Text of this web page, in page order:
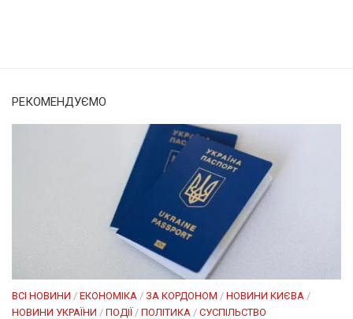
РЕКОМЕНДУЄМО
ВСІ НОВИНИ / ЕКОНОМІКА / ЗА КОРДОНОМ / НОВИНИ КИЄВА /
НОВИНИ УКРАЇНИ / ПОДІЇ / ПОЛІТИКА / СУСПІЛЬСТВО